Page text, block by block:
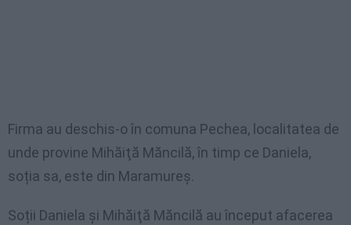
Firma au deschis-o în comuna Pechea, localitatea de
unde provine Mihăiţă Măncilă, în timp ce Daniela,
soția sa, este din Maramureș.
Soții Daniela şi Mihăiţă Măncilă au început afacerea